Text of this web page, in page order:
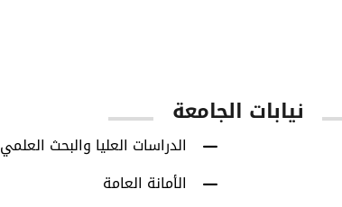
نيابات الجامعة
الدراسات العليا والبحث العلمي
الأمانة العامة